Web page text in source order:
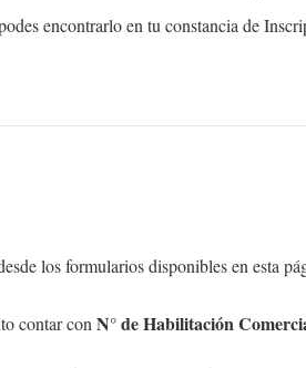
encontrarlo en tu constancia de
los formularios disponibles en esta
contar con N° de Habilitación